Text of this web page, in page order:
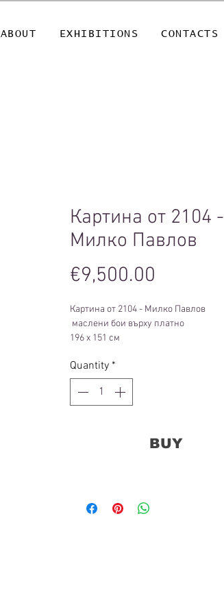
ABOUT EXHIBITIONS CONTACTS
Картина от 2104 -
Милко Павлов
€9,500.00
Картина от 2104 - Милко Павлов
маслени бои върху платно
196 х 151 см
Quantity *
BUY